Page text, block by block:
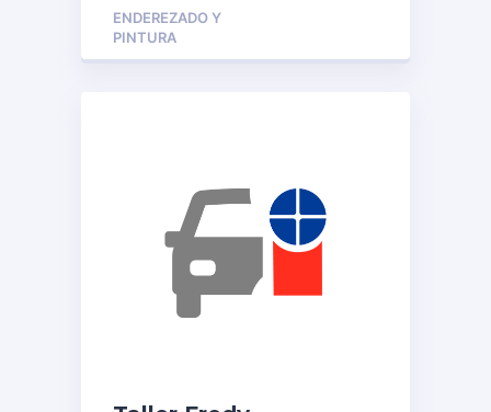
ENDEREZADO Y
PINTURA